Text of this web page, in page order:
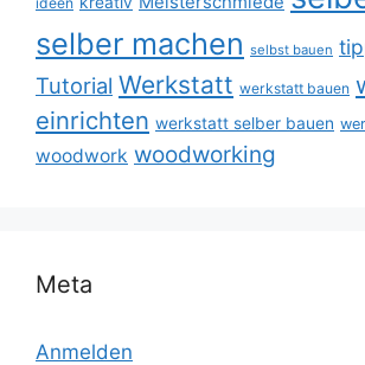
selber machen selbst bauen
Tutorial Werkstatt werkstatt bauen
einrichten werkstatt selber bauen
woodwork woodworking
Meta
Anmelden